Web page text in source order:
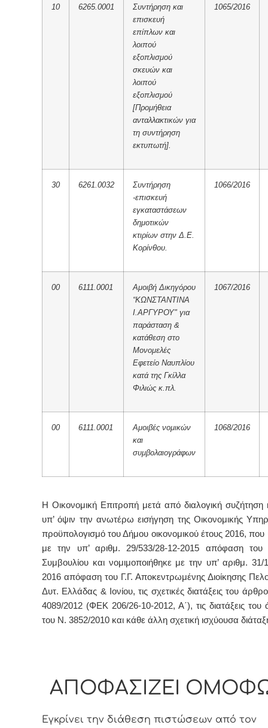
10 6265.0001
Συντήρηση και
επισκευή
επίπλων και
λοιπού
εξοπλισμού
σκευών και
λοιπού
εξοπλισμού
[Προμήθεια
ανταλλακτικών για
τη συντήρηση
εκτυπωτή].
1065/2016
30 6261.0032
Συντήρηση
-επισκευή
εγκαταστάσεων
δημοτικών
κτιρίων στην Δ.Ε.
Κορίνθου.
1066/2016
00 6111.0001
Αμοιβή Δικηγόρου
“ΚΩΝΣΤΑΝΤΙΝΑ
Ι.ΑΡΓΥΡΟΥ" για
παράσταση &
κατάθεση στο
Μονομελές
Εφετείο Ναυπλίου
κατά της Γκίλλα
Φιλιώς κ.πλ.
1067/2016
00 6111.0001
Αμοιβές νομικών
και
συμβολαιογράφων
1068/2016
Η Οικονομική Επιτροπή μετά από διαλογική συζήτηση
υπ’ όψιν την ανωτέρω εισήγηση της Οικονομικής
προϋπολογισμό του Δήμου οικονομικού έτους 2016, που
με την υπ’ αριθμ. 29/533/28-12-2015 απόφαση του
Συμβουλίου και νομιμοποιήθηκε με την υπ’ αριθμ. 31/
2016 απόφαση του Γ.Γ. Αποκεντρωμένης Διοίκησης
Δυτ. Ελλάδας & Ιονίου, τις σχετικές διατάξεις του
4089/2012 (ΦΕΚ 206/26-10-2012, Α΄), τις διατάξεις
του Ν. 3852/2010 και κάθε άλλη σχετική ισχύουσα
ΑΠΟΦΑΣΙΖΕΙ
Εγκρίνει την διάθεση πιστώσεων από τον